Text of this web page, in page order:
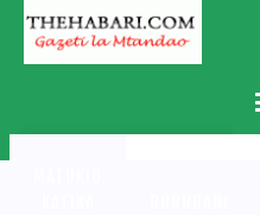
Skip
content